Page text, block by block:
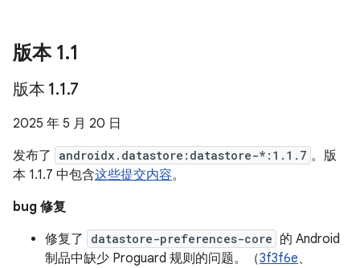
版本 1.1
版本 1.1.7
2025 年 5 月 20 日
发布了
androidx.datastore:datastore-*:1.1.7 。版
本 1.1.7 中包含这些提交内容。
bug 修复
修复了
datastore-preferences-core 的 Android
制品中缺少 Proguard 规则的问题。（3f3f6e、